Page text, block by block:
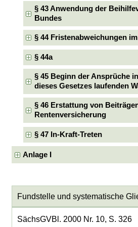
§ 43 Anwendung der
Bundes
§ 44 Fristenabweichungen
§ 44a
§ 45 Beginn der Ansprüche
dieses Gesetzes laufenden
§ 46 Erstattung von
Rentenversicherung
§ 47 In-Kraft-Treten
Anlage I
Fundstelle und systematische
SächsGVBl. 2000 Nr. 10, S. 326